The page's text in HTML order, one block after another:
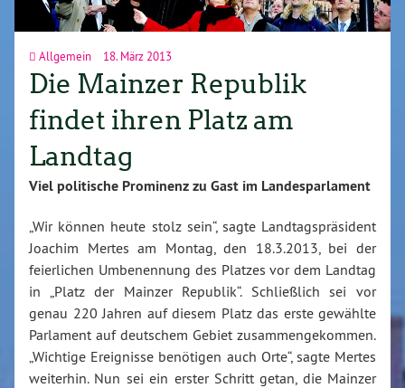
Allgemein 18. März 2013
Die Mainzer Republik
findet ihren Platz am
Landtag
Viel politische Prominenz zu Gast im Landesparlament
„Wir können heute stolz sein“, sagte Landtagspräsident
Joachim Mertes am Montag, den 18.3.2013, bei der
feierlichen Umbenennung des Platzes vor dem Landtag
in „Platz der Mainzer Republik“. Schließlich sei vor
genau 220 Jahren auf diesem Platz das erste gewählte
Parlament auf deutschem Gebiet zusammengekommen.
„Wichtige Ereignisse benötigen auch Orte“, sagte Mertes
weiterhin. Nun sei ein erster Schritt getan, die Mainzer